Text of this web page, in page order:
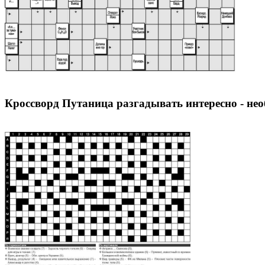
Кроссворд Путаница разгадывать интересно -